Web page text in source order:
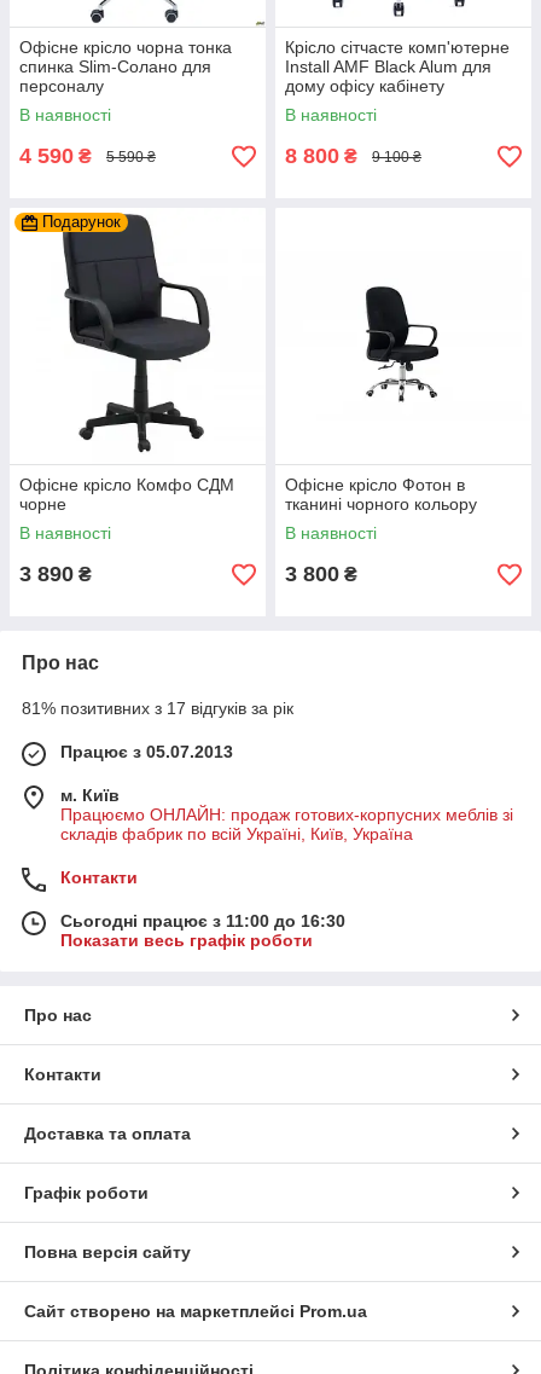
Офісне крісло чорна тонка
спинка Slim-Солано для
персоналу
В наявності
4 590 ₴ 5 590 ₴
Крісло сітчасте комп'ютерне
Install AMF Black Alum для
дому офісу кабінету
керівника
В наявності
8 800 ₴ 9 100 ₴
Подарунок
Офісне крісло Комфо СДМ
чорне
В наявності
3 890 ₴
Офісне крісло Фотон в
тканині чорного кольору
В наявності
3 800 ₴
Про нас
81% позитивних з 17 відгуків за рік
Працює з 05.07.2013
м. Київ
Працюємо ОНЛАЙН: продаж готових-корпусних меблів зі
складів фабрик по всій Україні, Київ, Україна
Контакти
Сьогодні працює з 11:00 до 16:30
Показати весь графік роботи
Про нас
Контакти
Доставка та оплата
Графік роботи
Повна версія сайту
Сайт створено на маркетплейсі Prom.ua